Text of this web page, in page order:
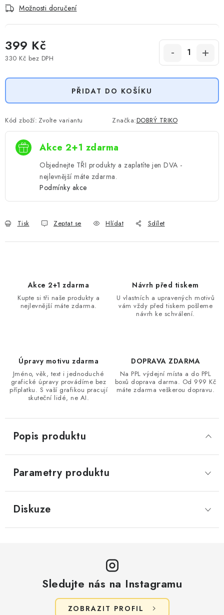
Možnosti doručení
399 Kč
330 Kč bez DPH
PŘIDAT DO KOŠÍKU
Kód zboží: Zvolte variantu Značka:DOBRÝ TRIKO
Akce 2+1 zdarma
Objednejte TŘI produkty a zaplatíte jen DVA -
nejlevnější máte zdarma.
Podmínky akce
Tisk Zeptat se Hlídat Sdílet
Akce 2+1 zdarma
Kupte si tři naše produkty a
nejlevnější máte zdarma.
Návrh před tiskem
U vlastních a upravených motivů
vám vždy před tiskem pošleme
návrh ke schválení.
Úpravy motivu zdarma
Jméno, věk, text i jednoduché
grafické úpravy provádíme bez
příplatku. S vaší grafikou pracují
skuteční lidé, ne AI.
DOPRAVA ZDARMA
Na PPL výdejní místa a do PPL
boxů doprava darma. Od 999 Kč
máte zdarma veškerou dopravu.
Popis produktu
Parametry produktu
Diskuze
Sledujte nás na Instagramu
ZOBRAZIT PROFIL